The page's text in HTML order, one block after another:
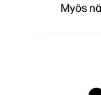
Myös